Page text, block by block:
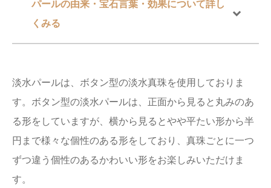
パールの由来・宝石言葉・効果について詳し
くみる
淡水パールは、ボタン型の淡水真珠を使用しておりま
す。ボタン型の淡水パールは、正面から見ると丸みのあ
る形をしていますが、横から見るとやや平たい形から半
円まで様々な個性のある形をしており、真珠ごとに一つ
ずつ違う個性のあるかわいい形をお楽しみいただけま
す。